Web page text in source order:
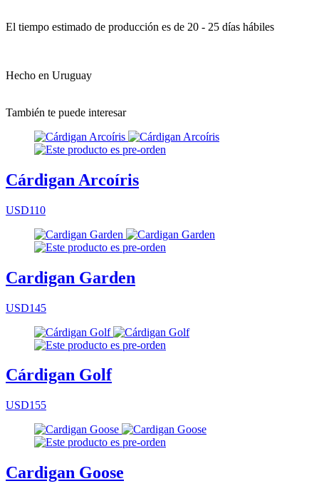
El tiempo estimado de producción es de 20 - 25 días hábiles
Hecho en Uruguay
También te puede interesar
Cárdigan Arcoíris
USD110
Cardigan Garden
USD145
Cárdigan Golf
USD155
Cardigan Goose